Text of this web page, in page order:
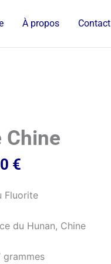
À propos Contact
Chine
€
Fluorite
du Hunan, Chine
grammes